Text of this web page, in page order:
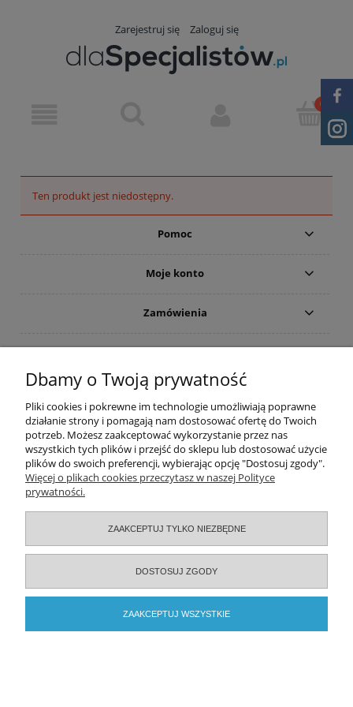
Zarejestruj się Zaloguj się
Ten produkt jest niedostępny.
Pomoc
Moje konto
Zamówienia
Informacje
O nas
Serwisy specjalistyczne
2026 © ELAMED. Wszystkie prawa zastrzeżone.
Sklep internetowy Shoper.pl
Dbamy o Twoją prywatność
Pliki cookies i pokrewne im technologie umożliwiają poprawne
działanie strony i pomagają nam dostosować ofertę do Twoich
potrzeb. Możesz zaakceptować wykorzystanie przez nas
wszystkich tych plików i przejść do sklepu lub dostosować użycie
plików do swoich preferencji, wybierając opcję "Dostosuj zgody".
Więcej o plikach cookies przeczytasz w naszej Polityce
prywatności.
ZAAKCEPTUJ TYLKO NIEZBĘDNE
DOSTOSUJ ZGODY
ZAAKCEPTUJ WSZYSTKIE